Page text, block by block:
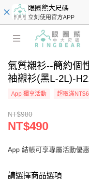
眼圈熊大尺碼
立刻使用官方APP
氣質襯衫--簡約個
袖襯衫(黑L-2L)-
App 獨享活動 超取滿
NT$980
NT$490
App 結帳可享專屬活動優
請選擇商品選項